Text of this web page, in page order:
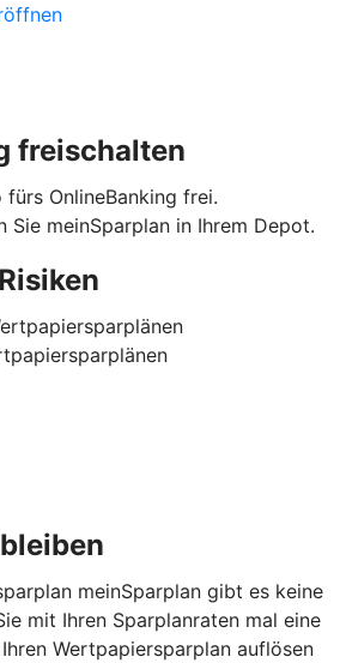
freischalten
fürs OnlineBanking frei.
Sie meinSparplan in Ihrem Depot.
meinSparplan gibt es keine
mit Ihren Sparplanraten mal eine
Wertpapiersparplan auflösen